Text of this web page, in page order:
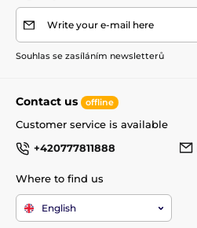
Write your e-mail here
Souhlas se zasíláním newsletterů
Contact us offline
Customer service is available
+420777811888
Where to find us
English